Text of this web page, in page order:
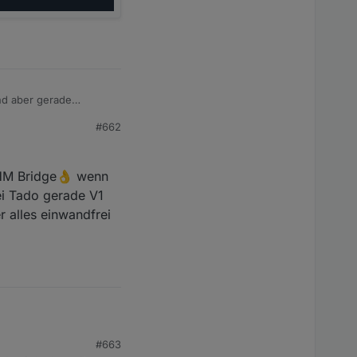
aber gerade
:)
iobroker verbinden,#662
Bridge👌 wenn
Tado gerade V1
alles einwandfrei
wenn du aber#663